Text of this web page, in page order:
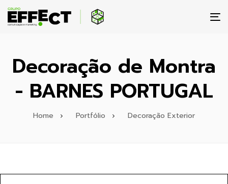
Decoração de Montra
- BARNES PORTUGAL
Home Portfólio Decoração Exterior